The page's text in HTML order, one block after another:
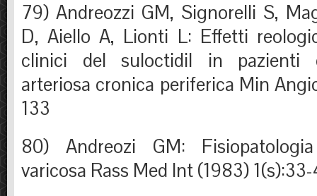
79) Andreozzi GM, Signorelli S,
D, Aiello A, Lionti L: Effetti
clinici del suloctidil in pazienti
arteriosa cronica periferica Min
133
80) Andreozi GM:
varicosa Rass Med Int (1983)